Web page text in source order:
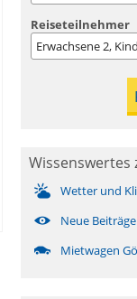
Reiseteilnehmer
Erwachsene2,
Wissenswertes
Wetter und
Neue
Mietwagen